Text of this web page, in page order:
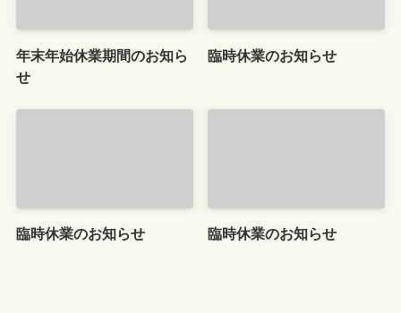
年末年始休業期間のお知ら
せ
臨時休業のお知らせ
臨時休業のお知らせ 臨時休業のお知らせ